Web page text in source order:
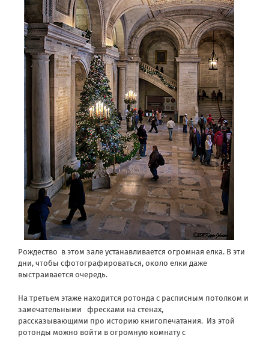
Рождество в этом зале устанавливается огромная елка. В эти
дни, чтобы сфотографироваться, около елки даже
выстраивается очередь.
На третьем этаже находится ротонда с расписным потолком и
замечательными фресками на стенах,
рассказывающими про историю книгопечатания. Из этой
ротонды можно войти в огромную комнату с